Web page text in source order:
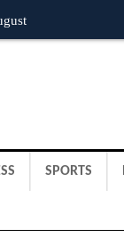
SPORTS